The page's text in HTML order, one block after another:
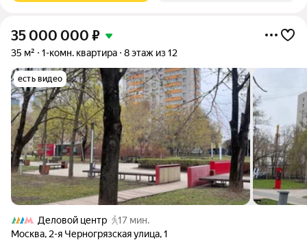
35 000 000 ₽
35 м² 1-комн. квартира 8 этаж из 12
есть видео
Деловой центр
17 мин.
Москва, 2-я Черногрязская улица,1